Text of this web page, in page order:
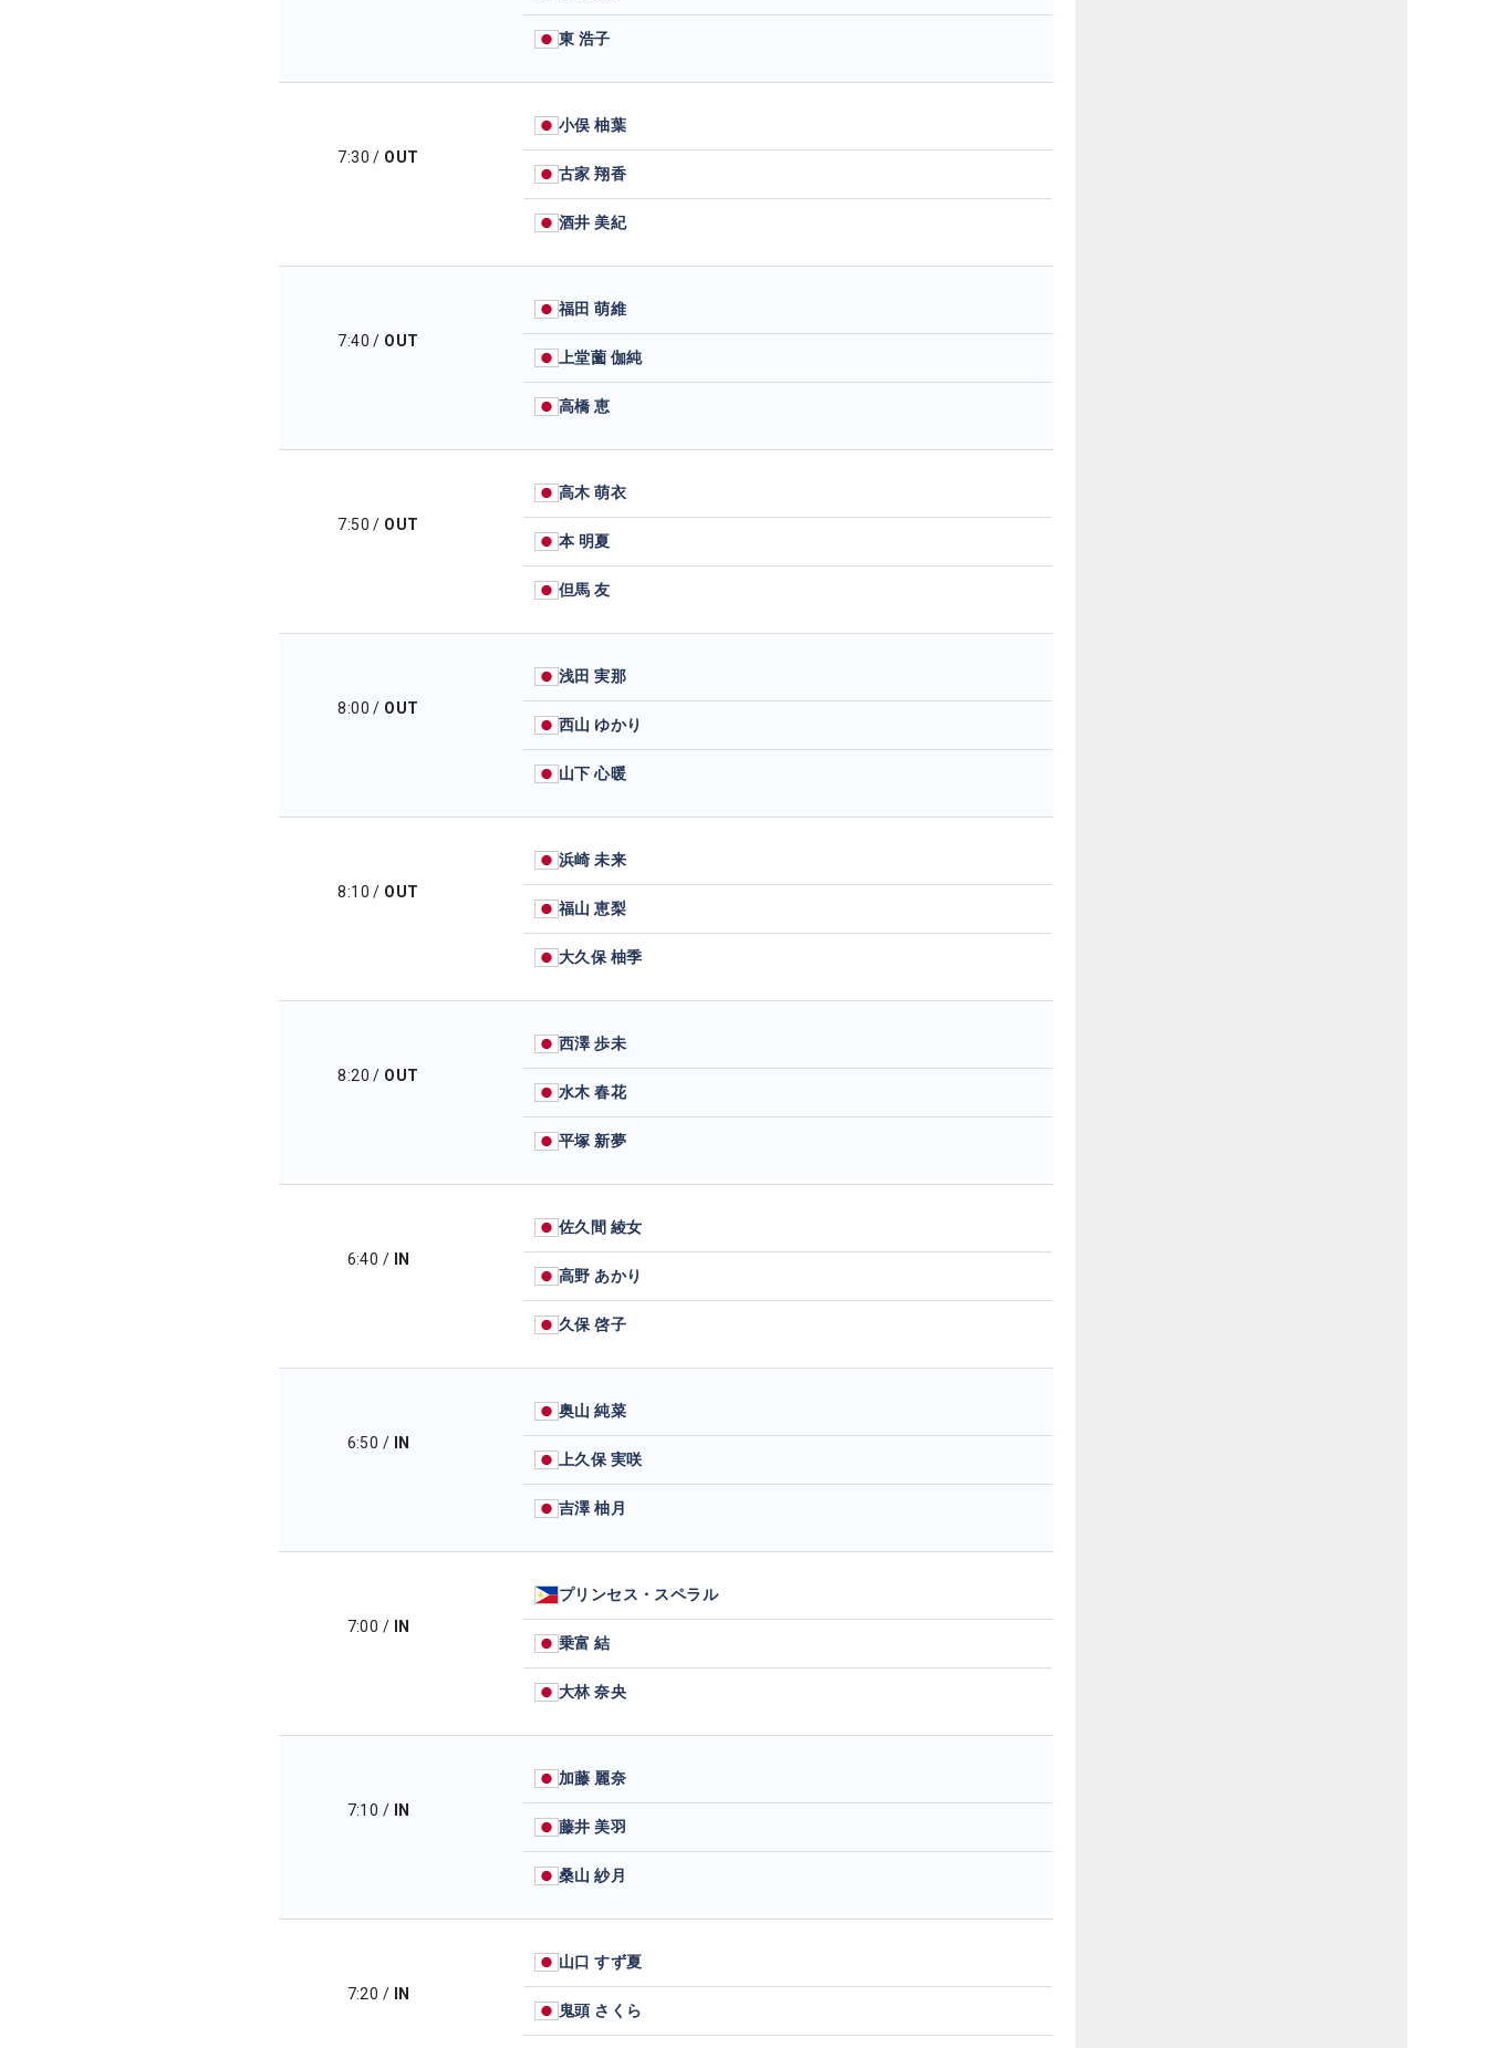
東 浩子
7:30 / OUT
小俣 柚葉
古家 翔香
酒井 美紀
7:40 / OUT
福田 萌維
上堂薗 伽純
高橋 恵
7:50 / OUT
高木 萌衣
本 明夏
但馬 友
8:00 / OUT
浅田 実那
西山 ゆかり
山下 心暖
8:10 / OUT
浜崎 未来
福山 恵梨
大久保 柚季
8:20 / OUT
西澤 歩未
水木 春花
平塚 新夢
6:40 / IN
佐久間 綾女
高野 あかり
久保 啓子
6:50 / IN
奥山 純菜
上久保 実咲
吉澤 柚月
7:00 / IN
プリンセス・スペラル
乗富 結
大林 奈央
7:10 / IN
加藤 麗奈
藤井 美羽
桑山 紗月
7:20 / IN
山口 すず夏
鬼頭 さくら